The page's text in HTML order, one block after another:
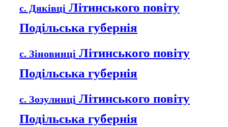
с. Дяківці Літинського повіту
Подільська губернія
с. Зіновинці Літинського повіту
Подільська губернія
с. Зозулинці Літинського повіту
Подільська губернія